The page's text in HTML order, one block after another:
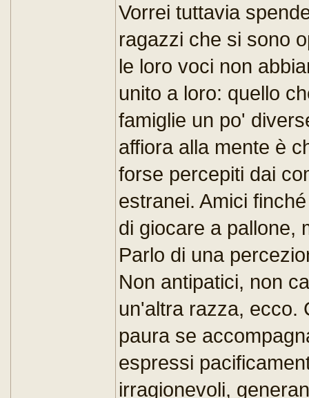
Vorrei tuttavia
ragazzi che si sono
le loro voci non
unito a loro: quello
famiglie un po'
affiora alla mente è
forse percepiti dai
estranei. Amici
di giocare a pallone,
Parlo di una
Non antipatici, non
un'altra razza, ecco.
paura se
espressi
irragionevoli,